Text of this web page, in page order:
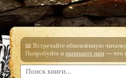
📖 Встречайте обновлённую
Попробуйте и напишите нам — что